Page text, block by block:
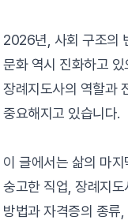
2026년, 사회 구조의
문화 역시 진화하고
장례지도사의 역할과
중요해지고 있습니다.
이 글에서는 삶의 마
숭고한 직업, 장례지
방법과 자격증의 종류